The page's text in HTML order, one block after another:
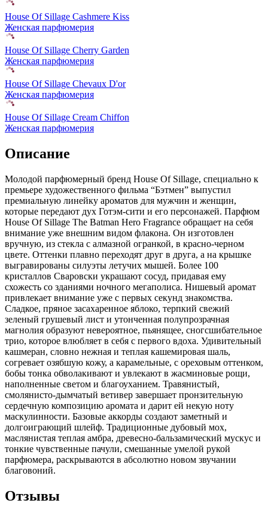
House Of Sillage Cashmere Kiss
Женская парфюмерия
House Of Sillage Cherry Garden
Женская парфюмерия
House Of Sillage Chevaux D'or
Женская парфюмерия
House Of Sillage Cream Chiffon
Женская парфюмерия
Описание
Молодой парфюмерный бренд House Of Sillage, специально к
премьере художественного фильма “Бэтмен” выпустил
премиальную линейку ароматов для мужчин и женщин,
которые передают дух Готэм-сити и его персонажей. Парфюм
House Of Sillage The Batman Hero Fragrance обращает на себя
внимание уже внешним видом флакона. Он изготовлен
вручную, из стекла с алмазной огранкой, в красно-черном
цвете. Оттенки плавно переходят друг в друга, а на крышке
выгравированы силуэты летучих мышей. Более 100
кристаллов Сваровски украшают сосуд, придавая ему
схожесть со зданиями ночного мегаполиса. Нишевый аромат
привлекает внимание уже с первых секунд знакомства.
Сладкое, пряное засахаренное яблоко, терпкий свежий
зеленый грушевый лист и утонченная полупрозрачная
магнолия образуют невероятное, пьянящее, сногсшибательное
трио, которое влюбляет в себя с первого вдоха. Удивительный
кашмеран, словно нежная и теплая кашемировая шаль,
согревает озябшую кожу, а карамельные, с ореховым оттенком,
бобы тонка обволакивают и увлекают в жасминовые рощи,
наполненные светом и благоуханием. Травянистый,
смолянисто-дымчатый ветивер завершает пронзительную
сердечную композицию аромата и дарит ей некую ноту
маскулинности. Базовые аккорды создают заметный и
долгоиграющий шлейф. Традиционные дубовый мох,
маслянистая теплая амбра, древесно-бальзамический мускус и
тонкие чувственные пачули, смешанные умелой рукой
парфюмера, раскрываются в абсолютно новом звучании
благовоний.
Отзывы